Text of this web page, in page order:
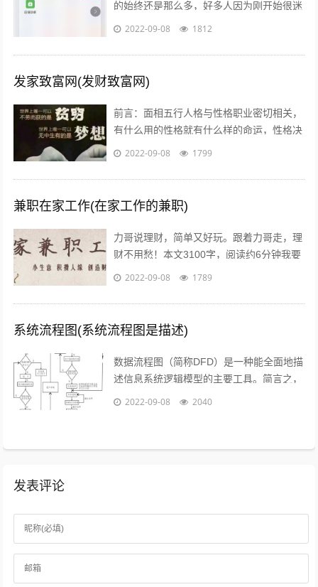
的始终还是那么多，好多人因为刚开始很迷
茫，不知道怎么做，或者做到一半发现没有
2022-09-08 1812
发家致富网(发财致富网)
前言：面相五行人格与性格职业密切相关，
有什么用的性格就有什么样的命运，性格决
定命运。有些人需要白手起家获得财富，有
2022-09-08 1799
兼职在家工作(在家工作的兼职)
力哥说理财，简单又好玩。跟着力哥走，理
财不用愁！本文3100字，阅读约6分钟我要
介绍的赚钱工作就是兼职写稿赚稿费。主业
2022-09-08 1789
系统流程图(系统流程图是描述)
数据流程图（简称DFD）是一种能全面地描
述信息系统逻辑模型的主要工具。简言之，
就是以图形的方式来描述数据在系统流程中
2022-09-08 2040
发表评论